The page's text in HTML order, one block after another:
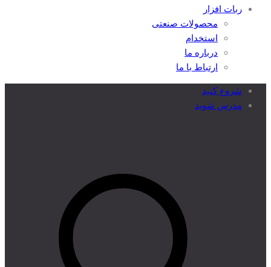
ربات افزار
محصولات صنعتی
استخدام
درباره ما
ارتباط با ما
شروع کنید
مدرس شوید